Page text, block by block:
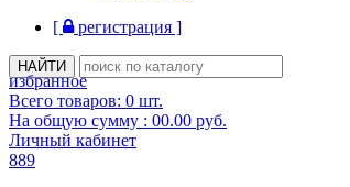
[
регистрация ]
избранное
Всего товаров: 0 шт.
На общую сумму : 00.00 руб.
Личный кабинет
889